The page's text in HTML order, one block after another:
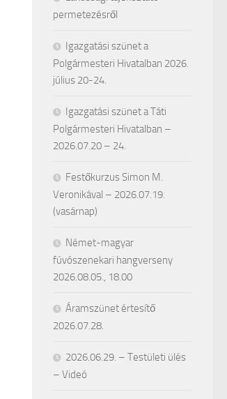
permetezésről
Igazgatási szünet a
Polgármesteri Hivatalban 2026.
július 20-24.
Igazgatási szünet a Táti
Polgármesteri Hivatalban –
2026.07.20 – 24.
Festőkurzus Simon M.
Veronikával – 2026.07.19.
(vasárnap)
Német-magyar
fúvószenekari hangverseny
2026.08.05., 18.00
Áramszünet értesítő
2026.07.28.
2026.06.29. – Testületi ülés
– Videó